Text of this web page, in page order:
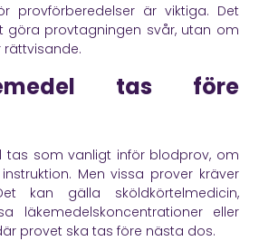
provförberedelser är viktiga. Det
göra provtagningen svår, utan om
tas före
tas som vanligt inför blodprov, om
Men vissa prover kräver
kan gälla sköldkörtelmedicin,
läkemedelskoncentrationer eller
provet ska tas före nästa dos.